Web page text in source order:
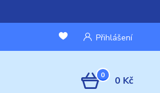
Přihlášení
0 0 Kč